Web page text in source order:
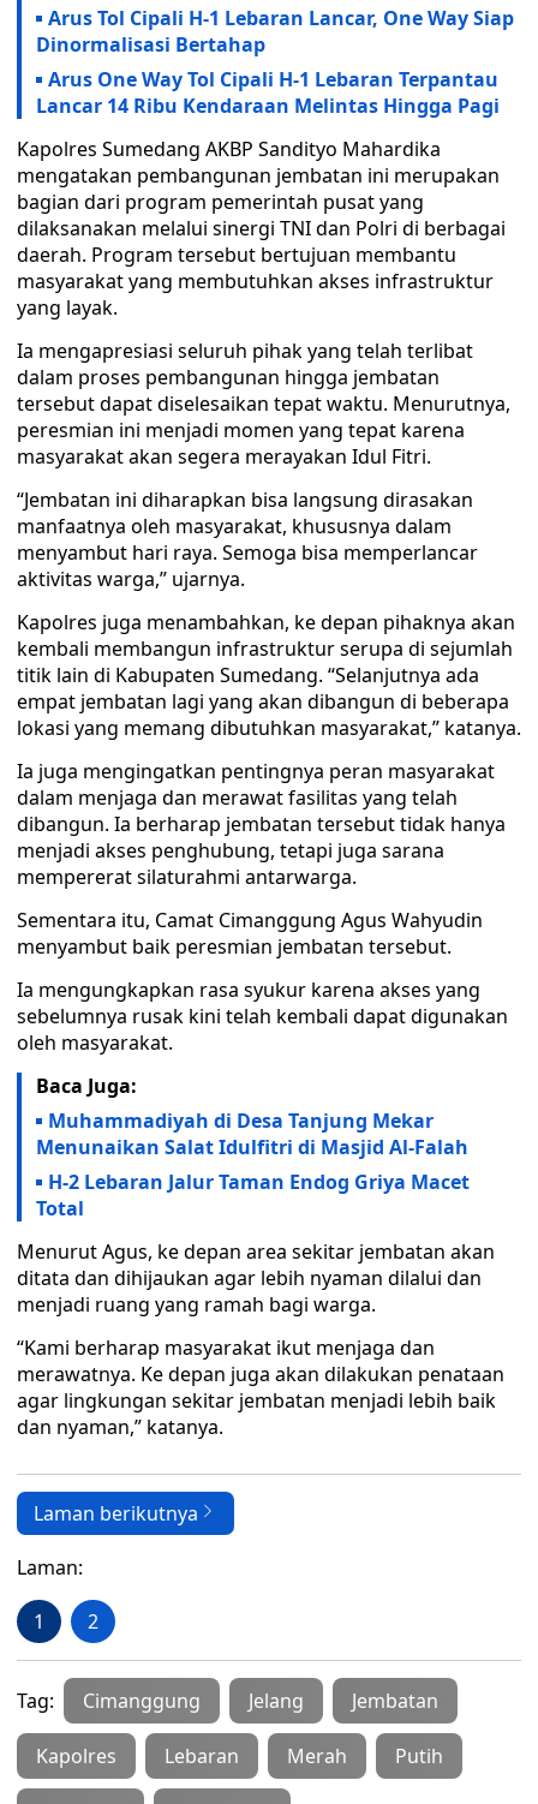
Arus Tol Cipali H-1 Lebaran Lancar, One Way Siap
Dinormalisasi Bertahap
Arus One Way Tol Cipali H-1 Lebaran Terpantau
Lancar 14 Ribu Kendaraan Melintas Hingga Pagi
Kapolres Sumedang AKBP Sandityo Mahardika
mengatakan pembangunan jembatan ini merupakan
bagian dari program pemerintah pusat yang
dilaksanakan melalui sinergi TNI dan Polri di berbagai
daerah. Program tersebut bertujuan membantu
masyarakat yang membutuhkan akses infrastruktur
yang layak.
Ia mengapresiasi seluruh pihak yang telah terlibat
dalam proses pembangunan hingga jembatan
tersebut dapat diselesaikan tepat waktu. Menurutnya,
peresmian ini menjadi momen yang tepat karena
masyarakat akan segera merayakan Idul Fitri.
“Jembatan ini diharapkan bisa langsung dirasakan
manfaatnya oleh masyarakat, khususnya dalam
menyambut hari raya. Semoga bisa memperlancar
aktivitas warga,” ujarnya.
Kapolres juga menambahkan, ke depan pihaknya akan
kembali membangun infrastruktur serupa di sejumlah
titik lain di Kabupaten Sumedang. “Selanjutnya ada
empat jembatan lagi yang akan dibangun di beberapa
lokasi yang memang dibutuhkan masyarakat,” katanya.
Ia juga mengingatkan pentingnya peran masyarakat
dalam menjaga dan merawat fasilitas yang telah
dibangun. Ia berharap jembatan tersebut tidak hanya
menjadi akses penghubung, tetapi juga sarana
mempererat silaturahmi antarwarga.
Sementara itu, Camat Cimanggung Agus Wahyudin
menyambut baik peresmian jembatan tersebut.
Ia mengungkapkan rasa syukur karena akses yang
sebelumnya rusak kini telah kembali dapat digunakan
oleh masyarakat.
Baca Juga:
Muhammadiyah di Desa Tanjung Mekar
Menunaikan Salat Idulfitri di Masjid Al-Falah
H-2 Lebaran Jalur Taman Endog Griya Macet
Total
Menurut Agus, ke depan area sekitar jembatan akan
ditata dan dihijaukan agar lebih nyaman dilalui dan
menjadi ruang yang ramah bagi warga.
“Kami berharap masyarakat ikut menjaga dan
merawatnya. Ke depan juga akan dilakukan penataan
agar lingkungan sekitar jembatan menjadi lebih baik
dan nyaman,” katanya.
Laman berikutnya
Laman:
1 2
Tag: Cimanggung Jelang Jembatan
Kapolres Lebaran Merah Putih